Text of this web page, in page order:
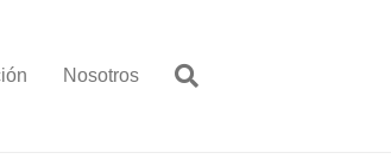
Nosotros